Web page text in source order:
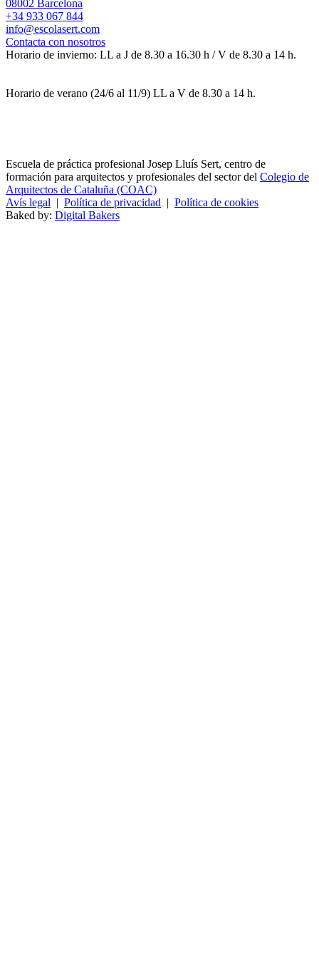
08002 Barcelona
+34 933 067 844
info@escolasert.com
Contacta con nosotros
Horario de invierno: LL a J de 8.30 a 16.30 h / V de 8.30 a 14 h.
Horario de verano (24/6 al 11/9) LL a V de 8.30 a 14 h.
Escuela de práctica profesional Josep Lluís Sert, centro de
formación para arquitectos y profesionales del sector del Colegio de
Arquitectos de Cataluña (COAC)
Avís legal | Política de privacidad | Política de cookies
Baked by: Digital Bakers